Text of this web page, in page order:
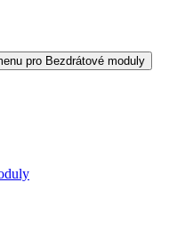
pro Bezdrátové moduly